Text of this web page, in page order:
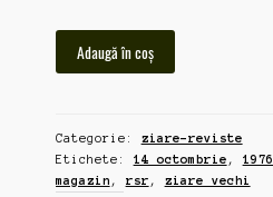
Magazin,
14
octombrie
1976
Adaugă în coș
Categorie: ziare-reviste
Etichete: 14 octombrie , 1976
magazin , rsr , ziare vechi